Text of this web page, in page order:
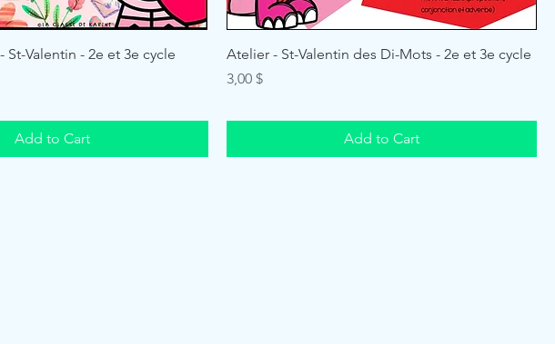
Valentin - 2e et 3e cycle
Add to Cart
Atelier - St-Valentin des Di-Mots - 2e et 3e cycle
Price
3,00 $
Add to Cart